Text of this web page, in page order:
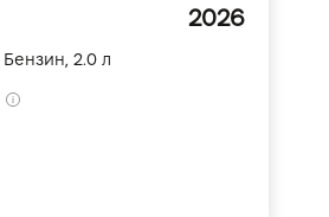
2026
Бензин, 2.0 л